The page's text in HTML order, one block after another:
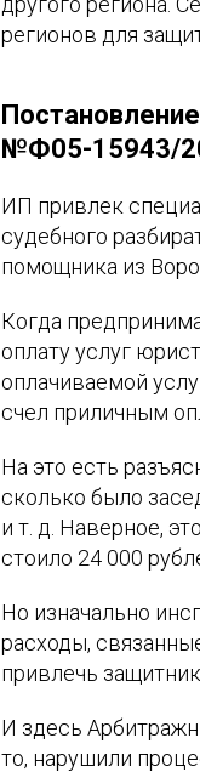
регионов для
№Ф05-15943/
ИП привлек
судебного
помощника из
Когда
оплату услуг
оплачиваемой
счел приличным
На это есть
сколько было
и т. д. Наверное,
стоило 24 000
Но изначально
расходы,
привлечь
И здесь
то, нарушили